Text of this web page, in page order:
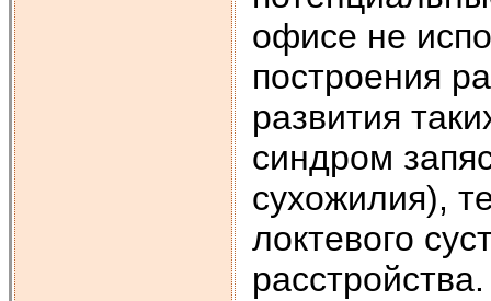
офисе не
построения
развития
синдром
сухожилия),
локтевого
расстройства.